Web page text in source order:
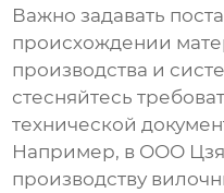
Важно задавать
происхождении
производства и
стесняйтесь
технической
Например, в ООО
производству